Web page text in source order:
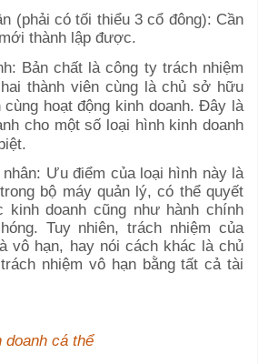
(phải có tối thiểu 3 cổ đông): Cần
thành lập được.
Bản chất là công ty trách nhiệm
thành viên cùng là chủ sở hữu
hoạt động kinh doanh. Đây là
cho một số loại hình kinh doanh
Ưu điểm của loại hình này là
bộ máy quản lý, có thể quyết
kinh doanh cũng như hành chính
Tuy nhiên, trách nhiệm của
vô hạn, hay nói cách khác là chủ
nhiệm vô hạn bằng tất cả tài
cá thể